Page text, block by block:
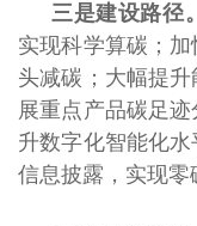
三是建设路径
实现科学算碳；
头减碳；大幅提
展重点产品碳足
升数字化智能化
信息披露，实现零